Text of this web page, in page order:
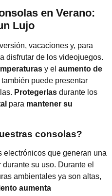
en Verano:
Lujo
vacaciones y, para
disfrutar de los videojuegos.
y el aumento de
puede presentar
Protegerlas durante los
para mantener su
consolas?
electrónicos que generan una
su uso. Durante el
ambientales ya son altas,
aumenta